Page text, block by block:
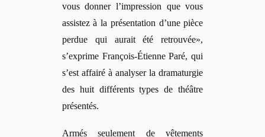
vous donner l’impression que vous
assistez à la présentation d’une pièce
perdue qui aurait été retrouvée»,
s’exprime François-Étienne Paré, qui
s’est affairé à analyser la dramaturgie
des huit différents types de théâtre
présentés.
Armés seulement de vêtements